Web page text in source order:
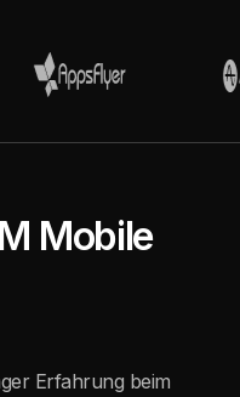
Mobile
Erfahrung beim